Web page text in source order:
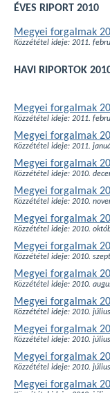
ÉVES RIPORT 2010
Megyei forgalmak
Közzététel ideje: 2011.
HAVI RIPORTOK
Megyei forgalmak
Közzététel ideje: 2011.
Megyei forgalmak
Közzététel ideje: 2011.
Megyei forgalmak
Közzététel ideje: 2010.
Megyei forgalmak
Közzététel ideje: 2010.
Megyei forgalmak
Közzététel ideje: 2010.
Megyei forgalmak
Közzététel ideje: 2010.
Megyei forgalmak
Közzététel ideje: 2010.
Megyei forgalmak
Közzététel ideje: 2010.
Megyei forgalmak
Közzététel ideje: 2010.
Megyei forgalmak
Közzététel ideje: 2010.
Megyei forgalmak